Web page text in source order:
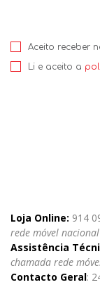
Aceito receber
Li e aceito a
Loja Online: 914
rede móvel nacional
Assistência
chamada rede
Contacto Geral: